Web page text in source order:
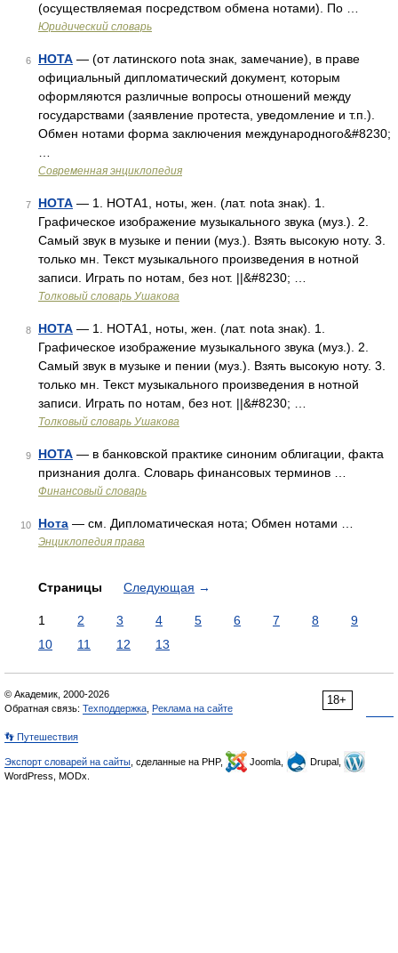
(осуществляемая посредством обмена нотами). По …
Юридический словарь
6 НОТА — (от латинского nota знак, замечание), в праве
официальный дипломатический документ, которым
оформляются различные вопросы отношений между
государствами (заявление протеста, уведомление и т.п.).
Обмен нотами форма заключения международного&#8230;
Современная энциклопедия
7 НОТА — 1. НОТА1, ноты, жен. (лат. nota знак). 1.
Графическое изображение музыкального звука (муз.). 2.
Самый звук в музыке и пении (муз.). Взять высокую ноту. 3.
только мн. Текст музыкального произведения в нотной
записи. Играть по нотам, без нот. ||&#8230; …
Толковый словарь Ушакова
8 НОТА — 1. НОТА1, ноты, жен. (лат. nota знак). 1.
Графическое изображение музыкального звука (муз.). 2.
Самый звук в музыке и пении (муз.). Взять высокую ноту. 3.
только мн. Текст музыкального произведения в нотной
записи. Играть по нотам, без нот. ||&#8230; …
Толковый словарь Ушакова
9 НОТА — в банковской практике синоним облигации, факта
признания долга. Словарь финансовых терминов …
Финансовый словарь
10 Нота — см. Дипломатическая нота; Обмен нотами …
Энциклопедия права
Страницы Следующая →
1 2 3 4 5 6 7 8
9
10
11 12 13
18+
© Академик, 2000-2026
Обратная связь: Техподдержка Реклама на сайте
👣 Путешествия
Экспорт словарей на сайты , сделанные на PHP, Joomla,
Drupal,
WordPress, MODx.